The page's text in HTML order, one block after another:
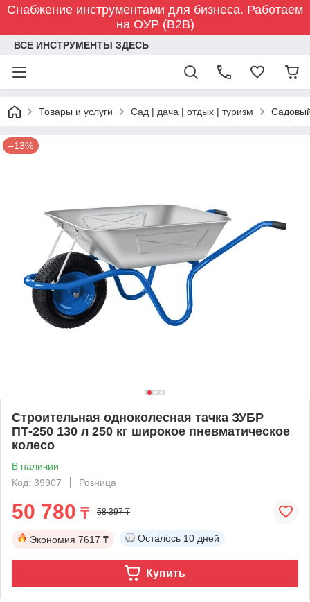
Снабжение инструментами для бизнеса. Работаем
на ОУР (B2B)
ВСЕ ИНСТРУМЕНТЫ ЗДЕСЬ
Товары и услуги Сад | дача | отдых | туризм
–13%
Строительная одноколесная тачка ЗУБР
ПТ-250 130 л 250 кг широкое пневматическое
колесо
В наличии
Код: 39907
Розница
50 780 ₸ 58 397 ₸
Экономия 7617 ₸ Осталось 10 дней
Купить